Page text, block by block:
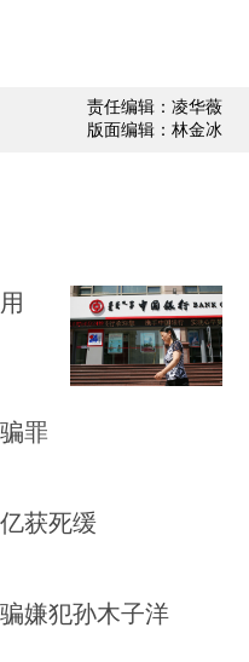
责任编辑：凌华薇
版面编辑：林金冰
罪
获死缓
嫌犯孙木子洋